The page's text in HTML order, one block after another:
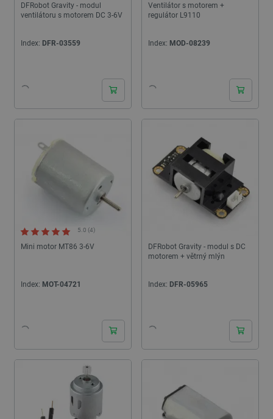
DFRobot Gravity - modul
ventilátoru s motorem DC 3-6V
Index: DFR-03559
Ventilátor s motorem +
regulátor L9110
Index: MOD-08239
Mini motor MT86 3-6V
5.0 (4)
Index: MOT-04721
DFRobot Gravity - modul s DC
motorem + větrný mlýn
Index: DFR-05965